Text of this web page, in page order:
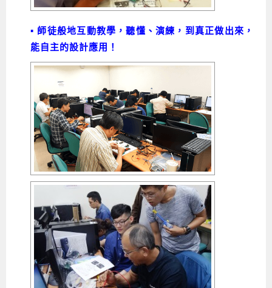
▪ 師徒般地互動教學，聽懂、演練，到真正做出來，
能自主的設計應用！